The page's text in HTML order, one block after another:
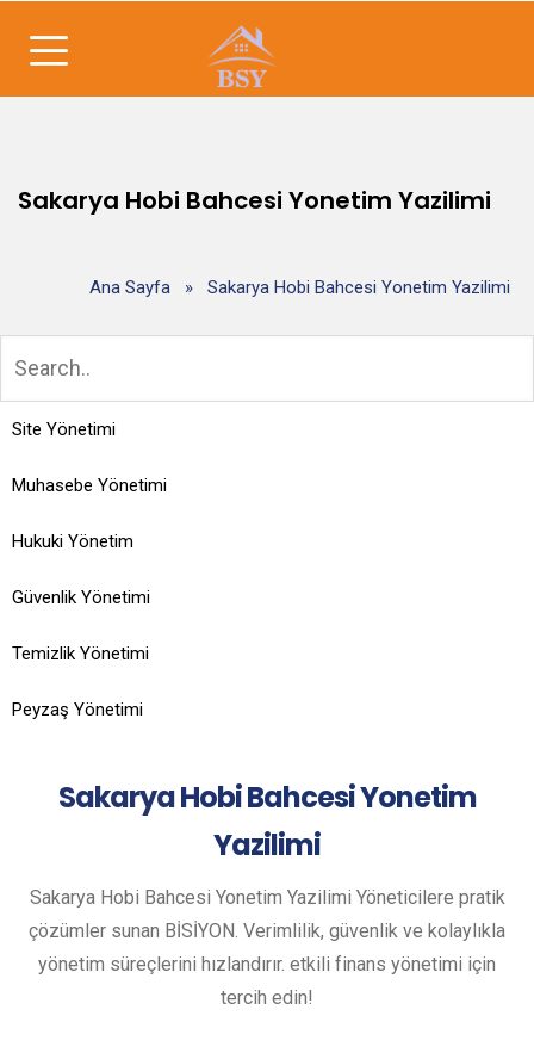
Sakarya Hobi Bahcesi Yonetim Yazilimi
Ana Sayfa » Sakarya Hobi Bahcesi Yonetim Yazilimi
Site Yönetimi
Muhasebe Yönetimi
Hukuki Yönetim
Güvenlik Yönetimi
Temizlik Yönetimi
Peyzaş Yönetimi
SakaryaHobi Bahcesi Yonetim
Yazilimi
Sakarya Hobi Bahcesi Yonetim Yazilimi Yöneticilere pratik
çözümler sunan BİSİYON. Verimlilik, güvenlik ve kolaylıkla
yönetim süreçlerini hızlandırır. etkili finans yönetimi için
tercih edin!